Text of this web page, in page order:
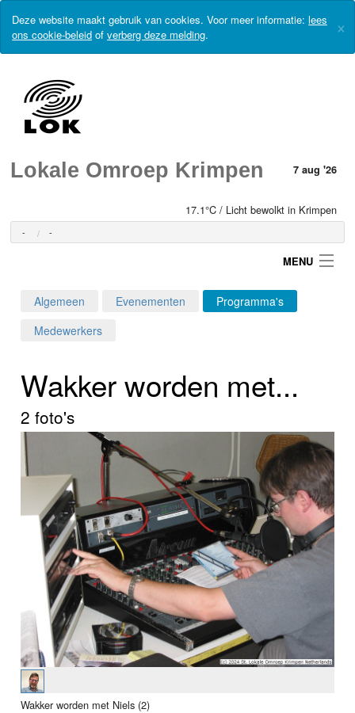
Deze website maakt gebruik van cookies. Voor meer informatie: lees
ons cookie-beleid of verberg deze melding. ×
Lokale Omroep Krimpen 7 aug '26
17.1°C / Licht bewolkt in Krimpen
- -
MENU
Programma's
Nieuws
Foto's
Video
Webcam
Info
Algemeen Evenementen
Programma's
Medewerkers
Wakker worden met...
2 foto's
Wakker worden met Niels (2)